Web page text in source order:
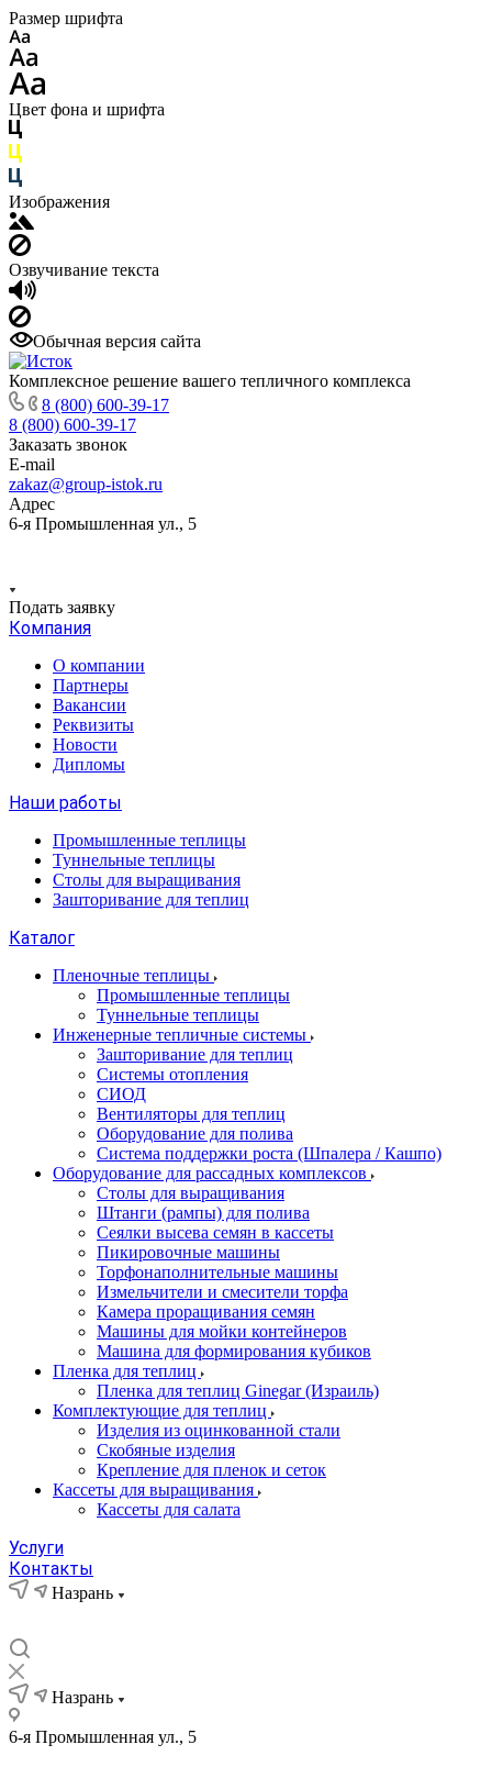
Размер шрифта
Цвет фона и шрифта
Изображения
Озвучивание текста
Обычная версия сайта
Комплексное решение вашего тепличного комплекса
8 (800) 600-39-17
8 (800) 600-39-17
Заказать звонок
E-mail
zakaz@group-istok.ru
Адрес
6-я Промышленная ул., 5
Подать заявку
Компания
О компании
Партнеры
Вакансии
Реквизиты
Новости
Дипломы
Наши работы
Промышленные теплицы
Туннельные теплицы
Столы для выращивания
Зашторивание для теплиц
Каталог
Пленочные теплицы
Промышленные теплицы
Туннельные теплицы
Инженерные тепличные системы
Зашторивание для теплиц
Системы отопления
СИОД
Вентиляторы для теплиц
Оборудование для полива
Система поддержки роста (Шпалера / Кашпо)
Оборудование для рассадных комплексов
Столы для выращивания
Штанги (рампы) для полива
Сеялки высева семян в кассеты
Пикировочные машины
Торфонаполнительные машины
Измельчители и смесители торфа
Камера проращивания семян
Машины для мойки контейнеров
Машина для формирования кубиков
Пленка для теплиц
Пленка для теплиц Ginegar (Израиль)
Комплектующие для теплиц
Изделия из оцинкованной стали
Скобяные изделия
Крепление для пленок и сеток
Кассеты для выращивания
Кассеты для салата
Услуги
Контакты
Назрань
Назрань
6-я Промышленная ул., 5